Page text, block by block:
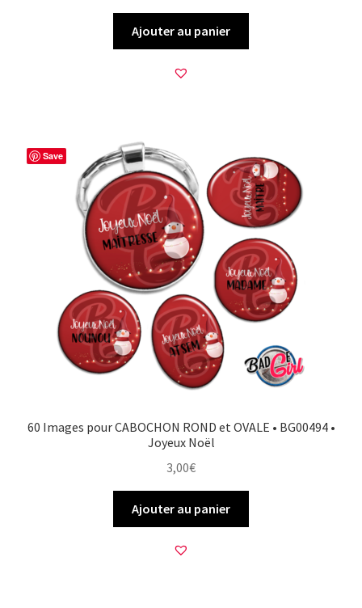
Ajouter au panier
Save
60 Images pour CABOCHON ROND et OVALE • BG00494 •
Joyeux Noël
3,00€
Ajouter au panier